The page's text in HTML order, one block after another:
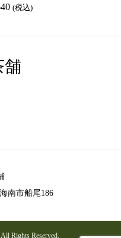
1
(税込)
舗
南市船尾186
Rights Reserved.